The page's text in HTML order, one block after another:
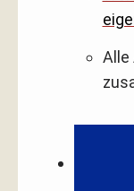
Alle